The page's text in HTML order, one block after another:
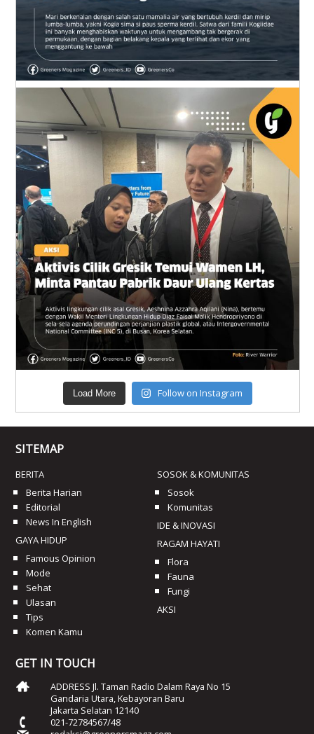
Load More Follow on Instagram
SITEMAP
BERITA
Berita Harian
Editorial
News In English
GAYA HIDUP
Famous Opinion
Mode
Sehat
Ulasan
Tips
Komen Kamu
SOSOK & KOMUNITAS
Sosok
Komunitas
IDE & INOVASI
RAGAM HAYATI
Flora
Fauna
Fungi
AKSI
GET IN TOUCH
ADDRESS Jl. Taman Radio Dalam Raya No 15
Gandaria Utara, Kebayoran Baru
Jakarta Selatan 12140
021-72784567/48